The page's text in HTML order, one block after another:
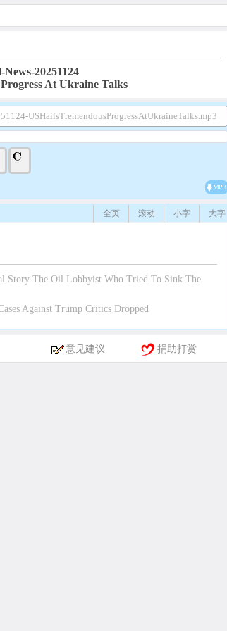
20251124
At Ukraine Talks
USHailsTremendousProgressAtUkraineTalks.mp3
MP3
大字
小字
滚动
全页
Story The Oil Lobbyist Who Tried To Sink The
Against Trump Critics Dropped
意见建议 捐助打赏